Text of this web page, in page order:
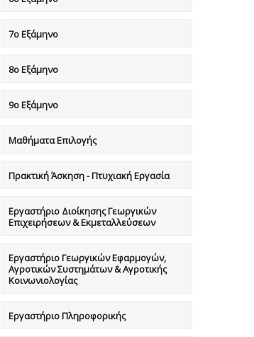
7o Eξάμηνο
8o Eξάμηνο
9ο Εξάμηνο
Μαθήματα Επιλογής
Πρακτική Άσκηση - Πτυχιακή Εργασία
Εργαστήριο Διοίκησης Γεωργικών
Επιχειρήσεων & Εκμεταλλεύσεων
Εργαστήριο Γεωργικών Εφαρμογών,
Αγροτικών Συστημάτων & Αγροτικής
Κοινωνιολογίας
Εργαστήριο Πληροφορικής